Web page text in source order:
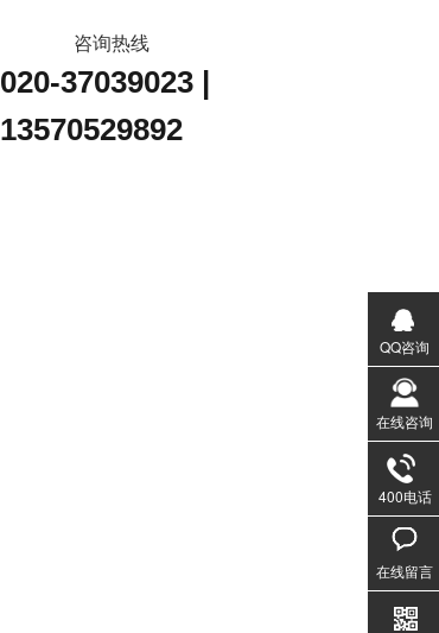
咨询热线
020-37039023 |
13570529892
QQ咨询
在线咨询
400电话
020-
在线留言